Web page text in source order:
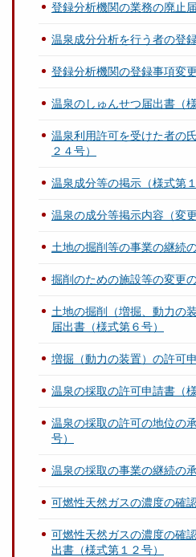
登録分析機関の業務の廃止
温泉成分分析を行う者の登
登録分析機関の登録事項変
温泉のしゅんせつ届出書（
温泉利用許可を受けた者の
２４号）
温泉成分等の掲示（様式第１
温泉の成分等掲示内容（変
土地の掘削等の事業の継続
掘削のための施設等の変更
土地の掘削（増掘、動力の
届出書（様式第６号）
増掘（動力の装置）の許可
温泉の採取の許可申請書（
温泉の採取の許可の地位の
号）
温泉の採取の事業の継続の
可燃性天然ガスの濃度の確
可燃性天然ガスの濃度の確
出書（様式第１２号）